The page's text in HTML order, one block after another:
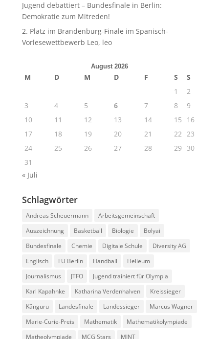
Jugend debattiert – Bundesfinale in Berlin:
Demokratie zum Mitreden!
2. Platz im Brandenburg-Finale im Spanisch-
Vorlesewettbewerb Leo, leo
August 2026
M D M D F S
S
1
2
3
4 5 6 7 8
9
10
11 12 13 14 15
16
17
18 19 20 21 22 23
24
25 26 27 28 29
30
31
« Juli
Schlagwörter
Andreas Scheuermann
Arbeitsgemeinschaft
Auszeichnung
Basketball Biologie
Bolyai
Bundesfinale
Chemie Digitale Schule
Diversity AG
Englisch
FU Berlin Handball
Helleum
Journalismus
JTFO
Jugend trainiert für Olympia
Karl Kapahnke
Katharina Verdenhalven
Kreissieger
Känguru
Landesfinale Landessieger
Marcus Wagner
Marie-Curie-Preis
Mathematik
Mathematikolympiade
Matheolympiade
MCG Stars MINT